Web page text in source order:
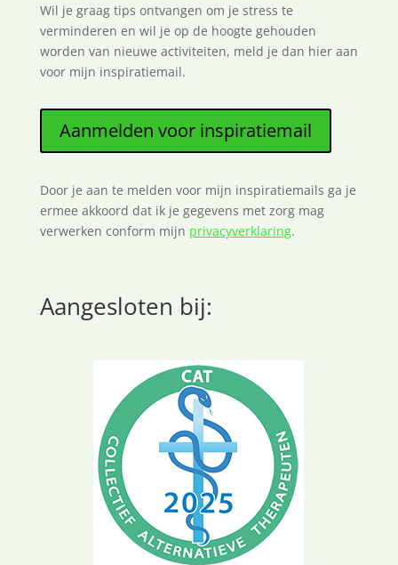
Wil je graag tips ontvangen om je stress te
verminderen en wil je op de hoogte gehouden
worden van nieuwe activiteiten, meld je dan hier aan
voor mijn inspiratiemail.
Aanmelden voor inspiratiemail
Door je aan te melden voor mijn inspiratiemails ga je
ermee akkoord dat ik je gegevens met zorg mag
verwerken conform mijn privacyverklaring.
Aangesloten bij: